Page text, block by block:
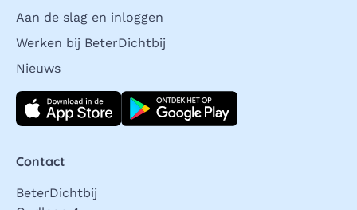
Aan de slag en inloggen
Werken bij BeterDichtbij
Nieuws
Download direct
Contact
BeterDichtbij